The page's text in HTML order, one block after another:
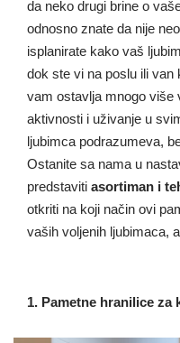
da neko drugi brine o
odnosno znate da nije
isplanirate kako vaš
dok ste vi na poslu ili van
vam ostavlja mnogo više
aktivnosti i uživanje u
ljubimca podrazumeva,
Ostanite sa nama u
predstaviti asortiman i
otkriti na koji način ovi
vaših voljenih ljubimaca,
1. Pametne hranilice za